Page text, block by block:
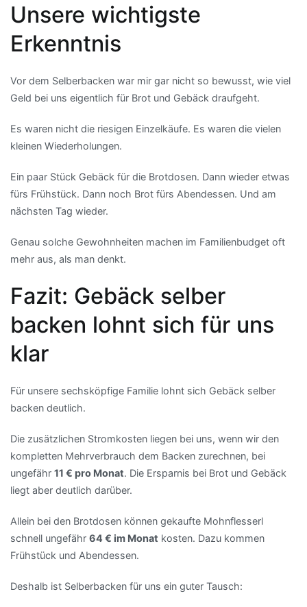
Unsere wichtigste
Erkenntnis
Vor dem Selberbacken war mir gar nicht so bewusst, wie viel
Geld bei uns eigentlich für Brot und Gebäck draufgeht.
Es waren nicht die riesigen Einzelkäufe. Es waren die vielen
kleinen Wiederholungen.
Ein paar Stück Gebäck für die Brotdosen. Dann wieder etwas
fürs Frühstück. Dann noch Brot fürs Abendessen. Und am
nächsten Tag wieder.
Genau solche Gewohnheiten machen im Familienbudget oft
mehr aus, als man denkt.
Fazit: Gebäck selber
backen lohnt sich für uns
klar
Für unsere sechsköpfige Familie lohnt sich Gebäck selber
backen deutlich.
Die zusätzlichen Stromkosten liegen bei uns, wenn wir den
kompletten Mehrverbrauch dem Backen zurechnen, bei
ungefähr 11 € pro Monat. Die Ersparnis bei Brot und Gebäck
liegt aber deutlich darüber.
Allein bei den Brotdosen können gekaufte Mohnflesserl
schnell ungefähr 64 € im Monat kosten. Dazu kommen
Frühstück und Abendessen.
Deshalb ist Selberbacken für uns ein guter Tausch: